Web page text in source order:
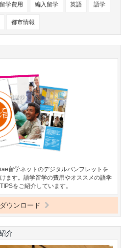
留学費用 編入留学 英語 語学
都市情報
留学ネットのデジタルパンフレットを
ます。語学留学の費用やオススメの語学
をご紹介しています。
ウンロード
介